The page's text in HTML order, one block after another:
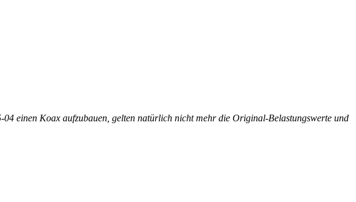
einen Koax aufzubauen, gelten natürlich nicht mehr die Original-Belastungswerte und